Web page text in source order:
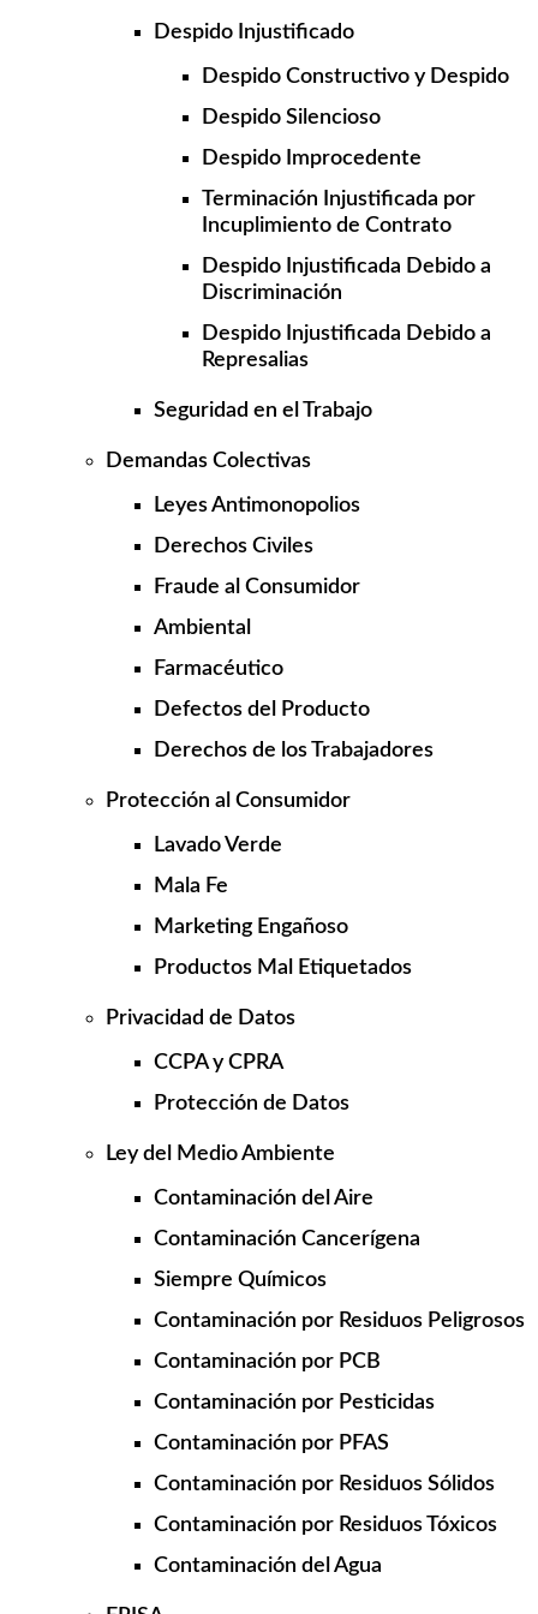
Despido Injustificado
Despido Constructivo y Despido
Despido Silencioso
Despido Improcedente
Terminación Injustificada por
Incuplimiento de Contrato
Despido Injustificada Debido a
Discriminación
Despido Injustificada Debido a
Represalias
Seguridad en el Trabajo
Demandas Colectivas
Leyes Antimonopolios
Derechos Civiles
Fraude al Consumidor
Ambiental
Farmacéutico
Defectos del Producto
Derechos de los Trabajadores
Protección al Consumidor
Lavado Verde
Mala Fe
Marketing Engañoso
Productos Mal Etiquetados
Privacidad de Datos
CCPA y CPRA
Protección de Datos
Ley del Medio Ambiente
Contaminación del Aire
Contaminación Cancerígena
Siempre Químicos
Contaminación por Residuos Peligrosos
Contaminación por PCB
Contaminación por Pesticidas
Contaminación por PFAS
Contaminación por Residuos Sólidos
Contaminación por Residuos Tóxicos
Contaminación del Agua